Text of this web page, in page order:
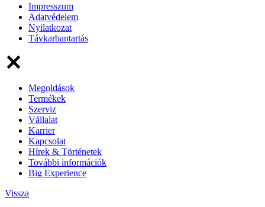
Impresszum
Adatvédelem
Nyilatkozat
Távkarbantartás
Megoldások
Termékek
Szerviz
Vállalat
Karrier
Kapcsolat
Hírek & Történetek
További információk
Big Experience
Vissza